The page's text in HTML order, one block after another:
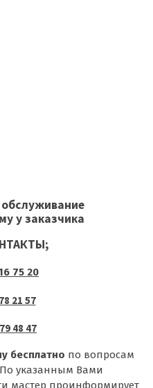
у заказчика
75 20
21 57
48 47
бесплатно по вопросам
указанным Вами